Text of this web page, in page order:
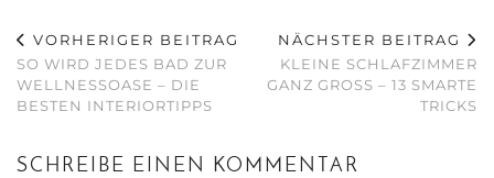
VORHERIGER BEITRAG
SO WIRD JEDES BAD ZUR
WELLNESSOASE – DIE
BESTEN INTERIORTIPPS
NÄCHSTER BEITRAG
KLEINE SCHLAFZIMMER
GANZ GROSS – 13 SMARTE
TRICKS
SCHREIBE EINEN KOMMENTAR